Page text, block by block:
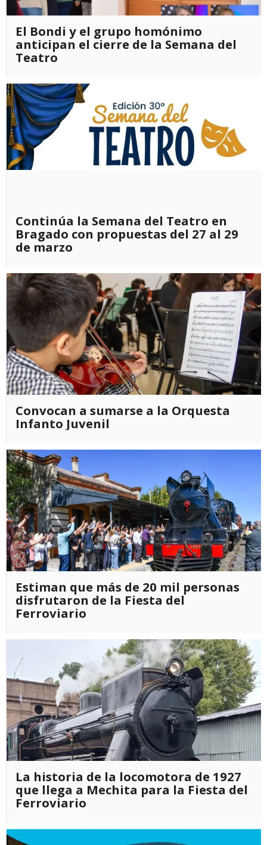
El Bondi y el grupo homónimo
anticipan el cierre de la Semana del
Teatro
Continúa la Semana del Teatro en
Bragado con propuestas del 27 al 29
de marzo
Convocan a sumarse a la Orquesta
Infanto Juvenil
Estiman que más de 20 mil personas
disfrutaron de la Fiesta del
Ferroviario
La historia de la locomotora de 1927
que llega a Mechita para la Fiesta del
Ferroviario